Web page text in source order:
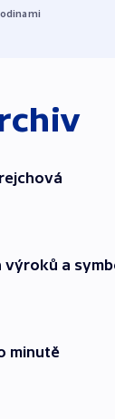
výroků a
minutě